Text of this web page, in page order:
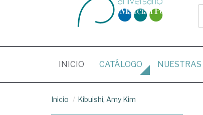
INICIO (CURRENT)
CATÁLOGO NUESTRAS
Inicio Kibuishi, Amy Kim